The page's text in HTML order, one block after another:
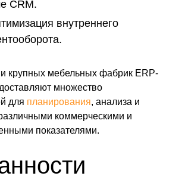
CRM.
внутреннего
крупных мебельных фабрик ERP-
множество
для планирования, анализа и
коммерческими и
показателями.